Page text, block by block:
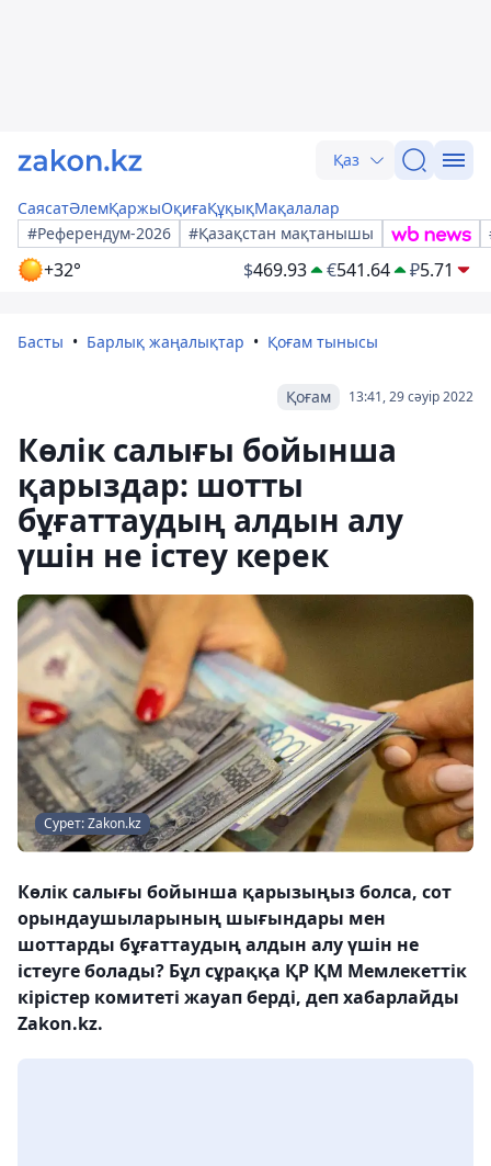
Қаз
СаясатӘлемҚаржыОқиғаҚұқықМақалалар
#Референдум-2026
#Қазақстан мақтанышы
+32° $469.93 €541.64 ₽5.71
Басты Барлық жаңалықтар Қоғам тынысы
13:41, 29 сәуір 2022
Қоғам
Көлік салығы бойынша
қарыздар: шотты
бұғаттаудың алдын алу
үшін не істеу керек
Сурет: Zakon.kz
Көлік салығы бойынша қарызыңыз болса, сот
орындаушыларының шығындары мен
шоттарды бұғаттаудың алдын алу үшін не
істеуге болады? Бұл сұраққа ҚР ҚМ Мемлекеттік
кірістер комитеті жауап берді, деп хабарлайды
Zakon.kz.